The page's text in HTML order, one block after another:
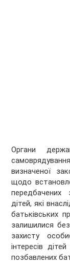
Органи
визначеної
щодо
дітей, які
батьківських
залишилися
захисту
інтересів
позбавлених